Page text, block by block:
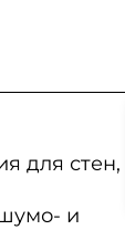
для стен,
и